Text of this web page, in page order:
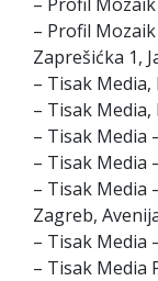
– Profil
Zaprešićka 1,
– Tisak
– Tisak Media,
– Tisak Media
– Tisak Media
– Tisak Media
Zagreb,
– Tisak Media
– Tisak Media